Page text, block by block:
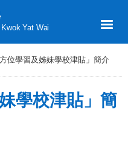
Yat Wai
方位學習及姊妹學校津貼」簡介
學校津貼」簡